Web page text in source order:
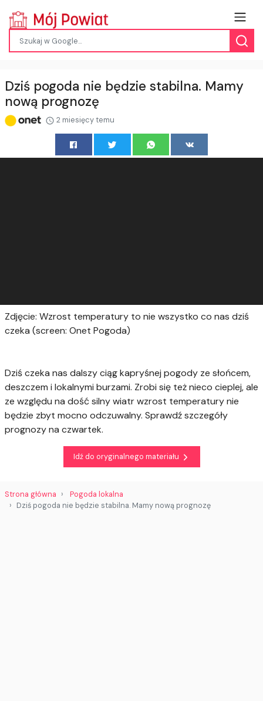
Dziś pogoda nie będzie stabilna. Mamy
nową prognozę
2 miesięcy temu
Zdjęcie: Wzrost temperatury to nie wszystko co nas dziś
czeka (screen: Onet Pogoda)
Dziś czeka nas dalszy ciąg kapryśnej pogody ze słońcem,
deszczem i lokalnymi burzami. Zrobi się też nieco cieplej, ale
ze względu na dość silny wiatr wzrost temperatury nie
będzie zbyt mocno odczuwalny. Sprawdź szczegóły
prognozy na czwartek.
Idź do oryginalnego materiału
Strona główna
Pogoda lokalna
Dziś pogoda nie będzie stabilna. Mamy nową prognozę